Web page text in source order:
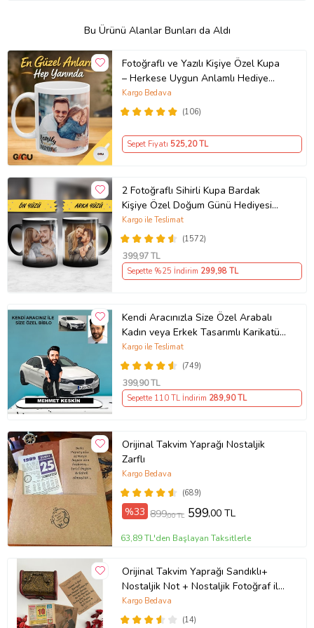
Bu Ürünü Alanlar Bunları da Aldı
Fotoğraflı ve Yazılı Kişiye Özel Kupa
– Herkese Uygun Anlamlı Hediye
Porselen Baskılı Kupa (Beyaz)
(106)
Kargo Bedava
Sepet Fiyatı 525,20 TL
2 Fotoğraflı Sihirli Kupa Bardak
Kişiye Özel Doğum Günü Hediyesi
Sevgiliye Hediye Anneye Babaya
Ablaya Abiye Kız Erkek Kardeşe
Arkadaşa Resimli Günü Yıl Dönümü
Hediyesi
(1572)
Kargo ile Teslimat
399,97 TL
Sepette %25 İndirim 299,98 TL
Kendi Aracınızla Size Özel Arabalı
Kadın veya Erkek Tasarımlı Karikatür
Biblo , Babalar Günü Hediyesi,
Erkeğe Hediye, Rent A Car Hediyesi
(749)
Kargo ile Teslimat
399,90 TL
Sepette 110 TL İndirim 289,90 TL
Orijinal Takvim Yaprağı Nostaljik
Zarflı
(689)
Kargo Bedava
%33 899,00 TL 599,00 TL
63,89 TL'den Başlayan Taksitlerle
Orijinal Takvim Yaprağı Sandıklı+
Nostaljik Not + Nostaljik Fotoğraf ile
birlikte UNUTULMAYACAK BİR
HEDİYE
(14)
Kargo Bedava